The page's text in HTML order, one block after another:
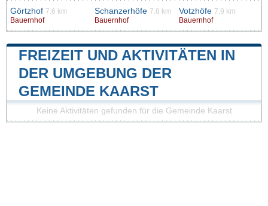
Görtzhof 7.6 km
Bauernhof
Schanzerhöfe 7.8 km
Bauernhof
Votzhöfe 7.9 km
Bauernhof
FREIZEIT UND AKTIVITÄTEN IN
DER UMGEBUNG DER
GEMEINDE KAARST
Keine Aktivitäten gefunden für die Gemeinde Kaarst